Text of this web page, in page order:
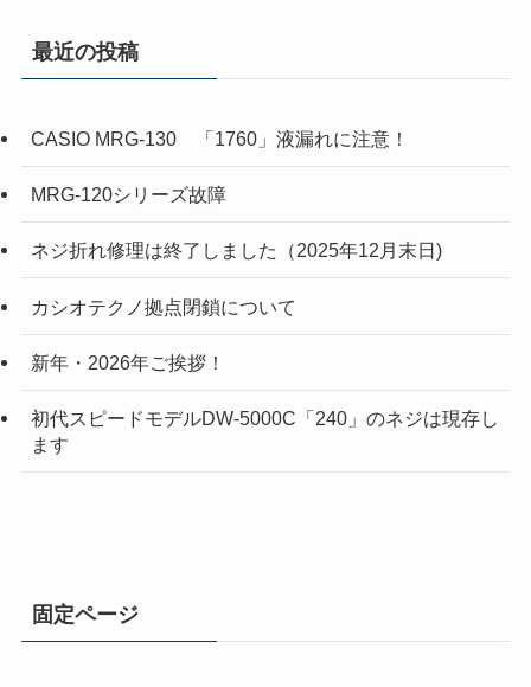
最近の投稿
CASIO MRG-130 「1760」液漏れに注意！
MRG-120シリーズ故障
ネジ折れ修理は終了しました（2025年12月末日)
カシオテクノ拠点閉鎖について
新年・2026年ご挨拶！
初代スピードモデルDW-5000C「240」のネジは現存し
ます
固定ページ